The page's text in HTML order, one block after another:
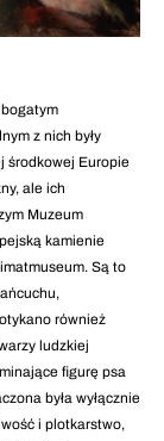
z nich były
środkowej Europie
ale ich
Muzeum
kamienie
Są to
również
ludzkiej
figurę psa
była wyłącznie
i plotkarstwo,